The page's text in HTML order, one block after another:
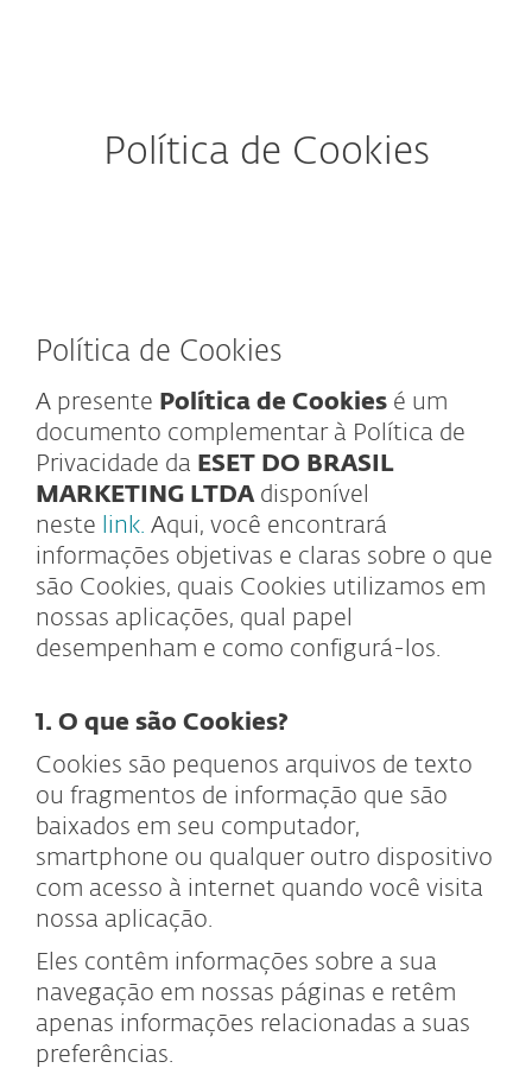
Política de Cookies
Política de Cookies
A presente Política de Cookies é um
documento complementar à Política de
Privacidade da ESET DO BRASIL
MARKETING LTDAdisponível
neste link. Aqui, você encontrará
informações objetivas e claras sobre o que
são Cookies, quais Cookies utilizamos em
nossas aplicações, qual papel
desempenham e como configurá-los.
1. O que são Cookies?
Cookies são pequenos arquivos de texto
ou fragmentos de informação que são
baixados em seu computador,
smartphone ou qualquer outro dispositivo
com acesso à internet quando você visita
nossa aplicação.
Eles contêm informações sobre a sua
navegação em nossas páginas e retêm
apenas informações relacionadas a suas
preferências.